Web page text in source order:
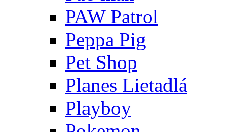
PAW Patrol
Peppa Pig
Pet Shop
Planes Lietadlá
Playboy